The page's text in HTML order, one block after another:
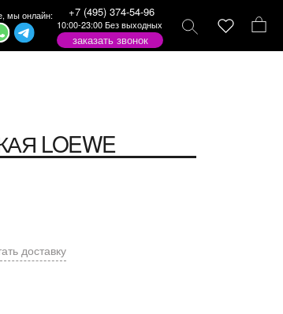
мы онлайн: +7 (495) 374-54-96
10:00-23:00 Без выходных
заказать звонок
LOEWE
доставку